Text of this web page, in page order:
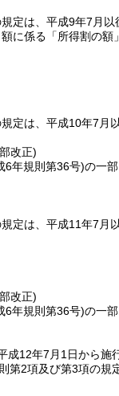
定は、平成9年7月
に係る「所得割の
定は、平成10年7
改正)
6年規則第36号)の一
定は、平成11年7
改正)
6年規則第36号)の一
12年7月1日から施
第2項及び第3項の規